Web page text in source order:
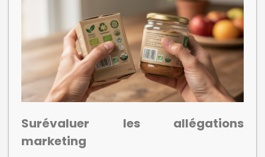
Surévaluer les allégations
marketing